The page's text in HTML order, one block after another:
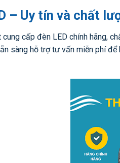
– Uy tín và chất
cấp đèn LED chính hãng,
sàng hỗ trợ tư vấn miễn phí